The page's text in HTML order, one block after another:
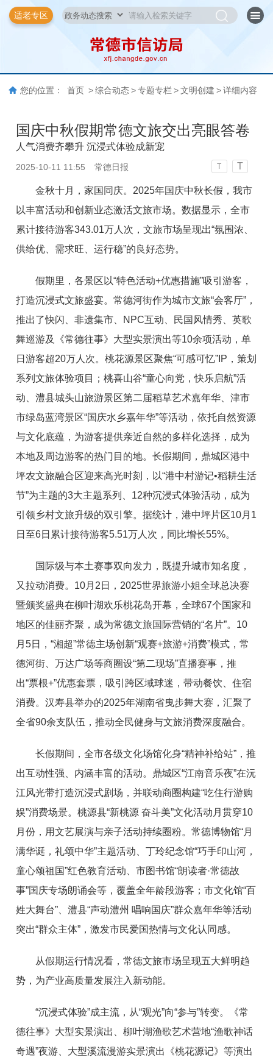
适老专区
您的位置： 首页 > 综合动态 > 专题专栏 > 文明创建 > 详细内容
国庆中秋假期常德文旅交出亮眼答卷
人气消费齐攀升 沉浸式体验成新宠
2025-10-11 11:55 常德日报 T T
金秋十月，家国同庆。2025年国庆中秋长假，我市
以丰富活动和创新业态激活文旅市场。数据显示，全市
累计接待游客343.01万人次，文旅市场呈现出“氛围浓、
供给优、需求旺、运行稳”的良好态势。
假期里，各景区以“特色活动+优惠措施”吸引游客，
打造沉浸式文旅盛宴。常德河街作为城市文旅“会客厅”，
推出了快闪、非遗集市、NPC互动、民国风情秀、英歌
舞巡游及《常德往事》大型实景演出等10余项活动，单
日游客超20万人次。桃花源景区聚焦“可感可忆”IP，策划
系列文旅体验项目；桃喜山谷“童心向党，快乐启航”活
动、澧县城头山旅游景区第二届稻草艺术嘉年华、津市
市绿岛蓝湾景区“国庆水乡嘉年华”等活动，依托自然资源
与文化底蕴，为游客提供亲近自然的多样化选择，成为
本地及周边游客的热门目的地。长假期间，鼎城区港中
坪农文旅融合区迎来高光时刻，以“港中村游记•稻耕生活
节”为主题的3大主题系列、12种沉浸式体验活动，成为
引领乡村文旅升级的双引擎。据统计，港中坪片区10月1
日至6日累计接待游客5.51万人次，同比增长55%。
国际级与本土赛事双向发力，既提升城市知名度，
又拉动消费。10月2日，2025世界旅游小姐全球总决赛
暨颁奖盛典在柳叶湖欢乐桃花岛开幕，全球67个国家和
地区的佳丽齐聚，成为常德文旅国际营销的“名片”。10
月5日，“湘超”常德主场创新“观赛+旅游+消费”模式，常
德河街、万达广场等商圈设“第二现场”直播赛事，推
出“票根+”优惠套票，吸引跨区域球迷，带动餐饮、住宿
消费。汉寿县举办的2025年湖南省曳步舞大赛，汇聚了
全省90余支队伍，推动全民健身与文旅消费深度融合。
长假期间，全市各级文化场馆化身“精神补给站”，推
出互动性强、内涵丰富的活动。鼎城区“江南音乐夜”在沅
江风光带打造沉浸式剧场，并联动商圈构建“吃住行游购
娱”消费场景。桃源县“新桃源 奋斗美”文化活动月贯穿10
月份，用文艺展演与亲子活动持续圈粉。常德博物馆“月
满华诞，礼颂中华”主题活动、丁玲纪念馆“巧手印山河，
童心颂祖国”红色教育活动、市图书馆“朗读者·常德故
事”国庆专场朗诵会等，覆盖全年龄段游客；市文化馆“百
姓大舞台”、澧县“声动澧州 唱响国庆”群众嘉年华等活动
突出“群众主体”，激发市民爱国热情与文化认同感。
从假期运行情况看，常德文旅市场呈现五大鲜明趋
势，为产业高质量发展注入新动能。
“沉浸式体验”成主流，从“观光”向“参与”转变。《常
德往事》大型实景演出、柳叶湖渔歌艺术营地“渔歌神话
奇遇”夜游、大型溪流漫游实景演出《桃花源记》等演出